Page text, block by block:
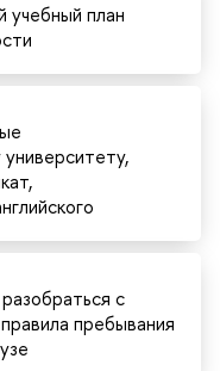
учебный план
с
пребывания